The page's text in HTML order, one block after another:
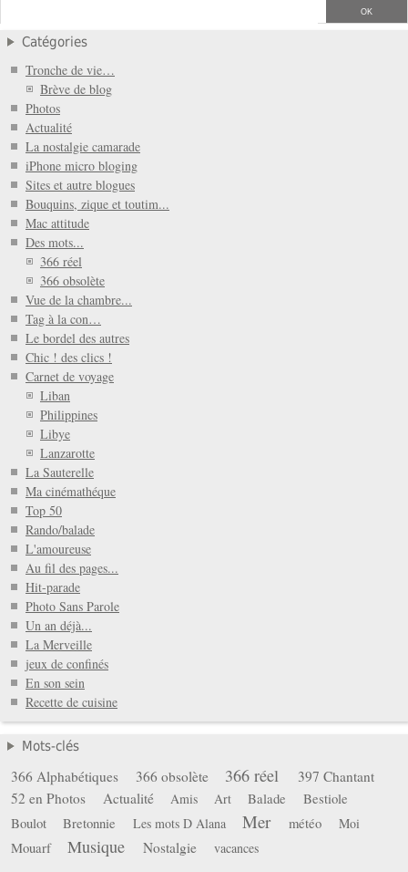
Catégories
Tronche de vie…
Brève de blog
Photos
Actualité
La nostalgie camarade
iPhone micro bloging
Sites et autre blogues
Bouquins, zique et toutim...
Mac attitude
Des mots...
366 réel
366 obsolète
Vue de la chambre...
Tag à la con…
Le bordel des autres
Chic ! des clics !
Carnet de voyage
Liban
Philippines
Libye
Lanzarotte
La Sauterelle
Ma cinémathéque
Top 50
Rando/balade
L'amoureuse
Au fil des pages...
Hit-parade
Photo Sans Parole
Un an déjà...
La Merveille
jeux de confinés
En son sein
Recette de cuisine
Mots-clés
366 Alphabétiques 366 obsolète 366 réel
397 Chantant
52 en Photos
Actualité Amis Art Balade
Bestiole
Boulot
Bretonnie Les mots D Alana Mer météo Moi
Mouarf Musique Nostalgie
vacances